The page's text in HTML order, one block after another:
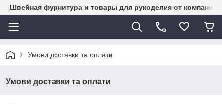
Швейная фурнитура и товары для рукоделия от
Умови доставки та оплати
Умови доставки та оплати